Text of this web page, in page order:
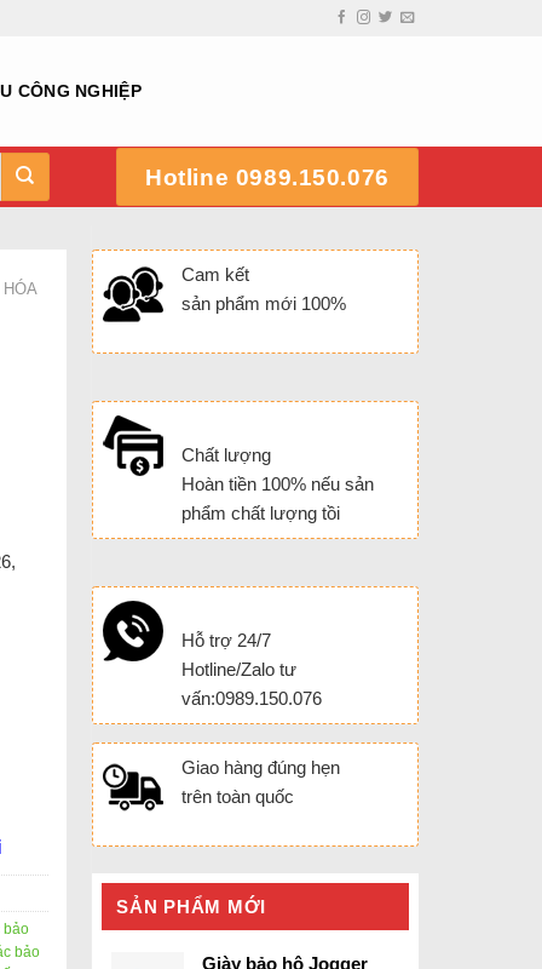
CÔNG NGHIỆP
Hotline 0989.150.076
Cam kết
sản phẩm mới 100%
Chất lượng
Hoàn tiền 100% nếu sản
phẩm chất lượng tồi
Hỗ trợ 24/7
Hotline/Zalo tư
vấn:0989.150.076
Giao hàng đúng hẹn
trên toàn quốc
SẢN PHẨM MỚI
Giày bảo hộ Jogger
bảo
bảo